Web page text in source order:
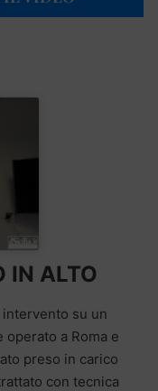
IN ALTO
intervento su un
a Roma e
preso in carico
con tecnica